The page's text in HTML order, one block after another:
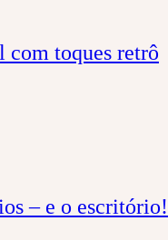
com toques retrô
– e o escritório!